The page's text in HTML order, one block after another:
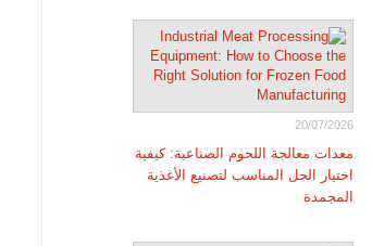
20/07/2026
معدات معالجة اللحوم الصناعية: كيفية
اختيار الحل المناسب لتصنيع الأغذية
المجمدة